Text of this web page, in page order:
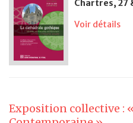
Chartres, 27
Voir détails
Exposition collective :